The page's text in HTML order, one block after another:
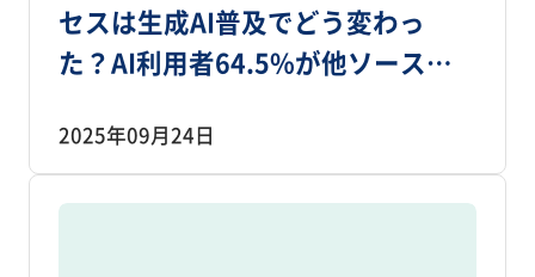
セスは生成AI普及でどう変わっ
た？AI利用者64.5%が他ソースも
索74.4％
2025年09月24日